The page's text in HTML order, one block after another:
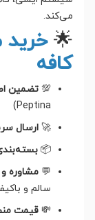
می‌کند.
🌟خرید
کافه
💯 تضمین
Peptina)
🚀 ارسال
📦
💬 مشاوره
سالم و
💸 قیمت